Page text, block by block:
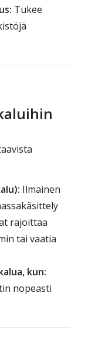
Tukee
Ilmainen
rajoittaa
tai vaatia
kun:
nopeasti